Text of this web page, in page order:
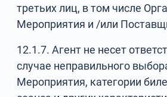
третьих лиц, в том числе
Мероприятия и /или
12.1.7. Агент не несет
случае неправильного
Мероприятия, категории